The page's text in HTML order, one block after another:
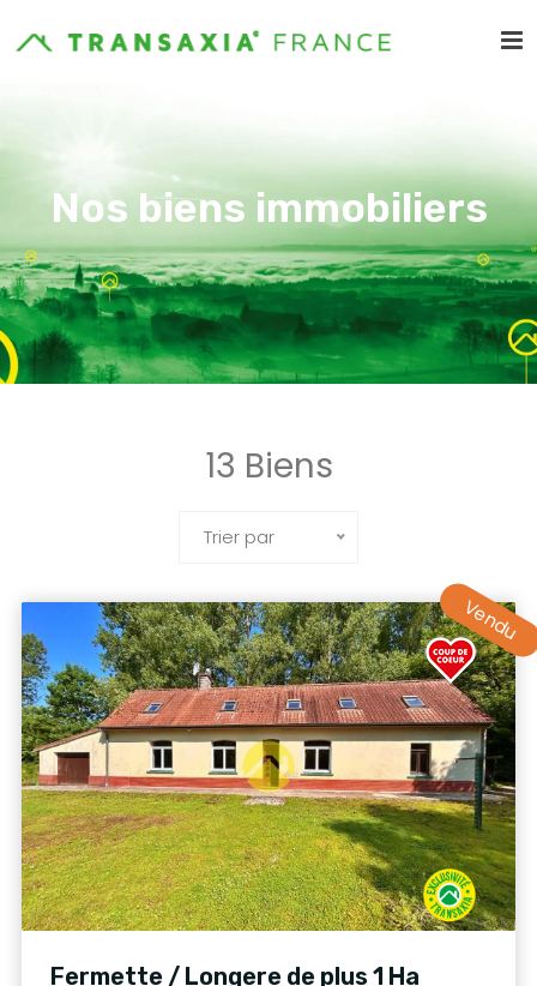
Nos biens immobiliers
13 Biens
Trier par
Vendu
Fermette / Longere de plus 1 Ha